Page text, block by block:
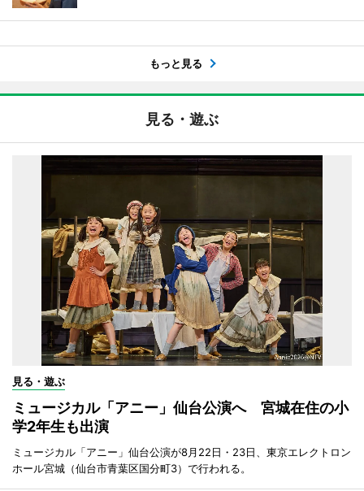
もっと見る
見る・遊ぶ
見る・遊ぶ
ミュージカル「アニー」仙台公演へ 宮城在住の小
学2年生も出演
ミュージカル「アニー」仙台公演が8月22日・23日、東京エレクトロン
ホール宮城（仙台市青葉区国分町3）で行われる。